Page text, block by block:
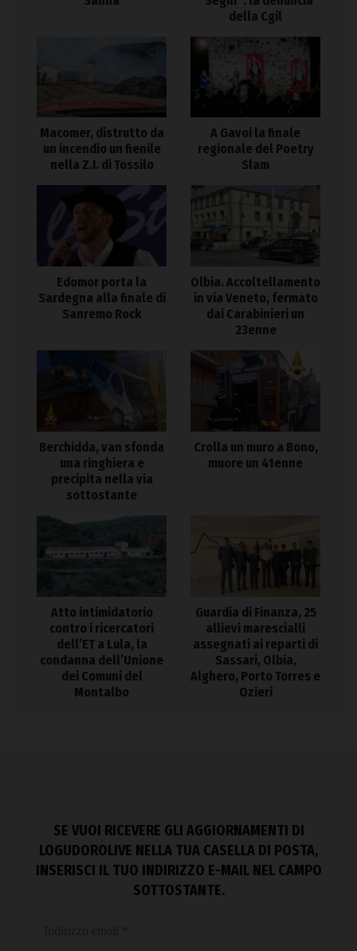
della Cgil
Macomer, distrutto da
un incendio un fienile
nella Z.I. di Tossilo
A Gavoi la finale
regionale del Poetry
Slam
Edomor porta la
Sardegna alla finale di
Sanremo Rock
Olbia. Accoltellamento
in via Veneto, fermato
dai Carabinieri un
23enne
Berchidda, van sfonda
una ringhiera e
precipita nella via
sottostante
Crolla un muro a Bono,
muore un 41enne
Atto intimidatorio
contro i ricercatori
dell’ET a Lula, la
condanna dell’Unione
dei Comuni del
Montalbo
Guardia di Finanza, 25
allievi marescialli
assegnati ai reparti di
Sassari, Olbia,
Alghero, Porto Torres e
Ozieri
SE VUOI RICEVERE GLI AGGIORNAMENTI DI
LOGUDOROLIVE NELLA TUA CASELLA DI POSTA,
INSERISCI IL TUO INDIRIZZO E-MAIL NEL CAMPO
SOTTOSTANTE.